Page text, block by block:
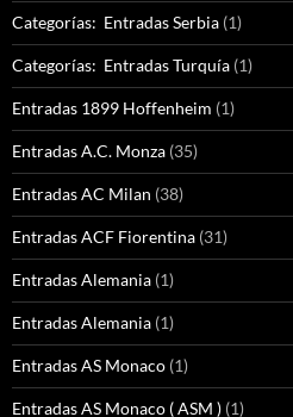
Categorías: Entradas Serbia (1)
Categorías: Entradas Turquía (1)
Entradas 1899 Hoffenheim (1)
Entradas A.C. Monza (35)
Entradas AC Milan (38)
Entradas ACF Fiorentina (31)
Entradas Alemania (1)
Entradas Alemania (1)
Entradas AS Monaco (1)
Entradas AS Monaco ( ASM ) (1)